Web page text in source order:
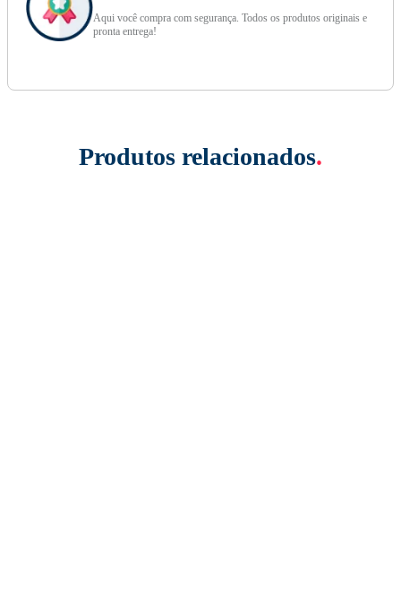
Aqui você compra com segurança. Todos os produtos originais e
pronta entrega!
Produtos relacionados.